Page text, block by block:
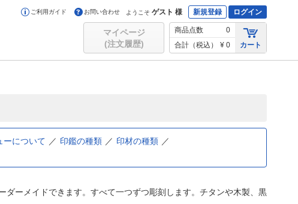
ご利用ガイド お問い合わせ ようこそ ゲスト 様 新規登録 ログイン
マイページ
(注文履歴)
商品点数
0
合計（税込）
¥ 0 カート
ーについて 印鑑の種類
印材の種類
ダーメイドできます。すべて一つずつ彫刻します。チタンや木製、黒